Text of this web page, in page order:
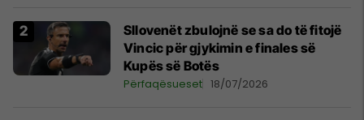
Sllovenët zbulojnë se sa do të fitojë
Vincic për gjykimin e finales së
Kupës së Botës
Përfaqësueset 18/07/2026